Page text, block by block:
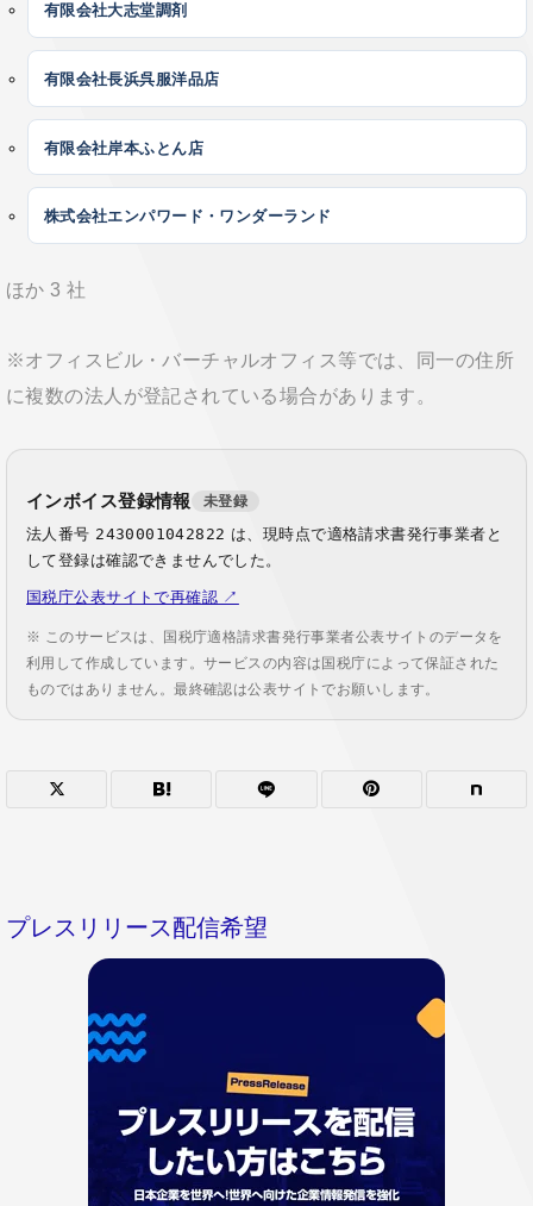
有限会社大志堂調剤
有限会社長浜呉服洋品店
有限会社岸本ふとん店
株式会社エンパワード・ワンダーランド
ほか 3 社
※オフィスビル・バーチャルオフィス等では、同一の住所
に複数の法人が登記されている場合があります。
インボイス登録情報 未登録
法人番号 2430001042822 は、現時点で適格請求書発行事業者と
して登録は確認できませんでした。
国税庁公表サイトで再確認 ↗
※ このサービスは、国税庁適格請求書発行事業者公表サイトのデータを
利用して作成しています。サービスの内容は国税庁によって保証された
ものではありません。最終確認は公表サイトでお願いします。
プレスリリース配信希望